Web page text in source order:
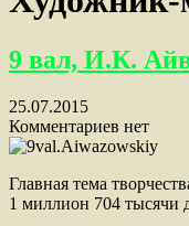
9 вал, И.К.
25.07.2015
Комментариев нет
Главная тема
1 миллион 704 тысячи